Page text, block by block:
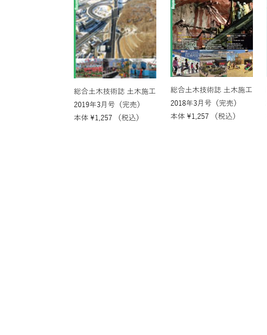
総合土木技術誌 土木施工
2019年3月号（完売）
本体 ¥1,257 （税込）
総合土木技術誌 土木施工
2018年3月号（完売）
本体 ¥1,257 （税込）